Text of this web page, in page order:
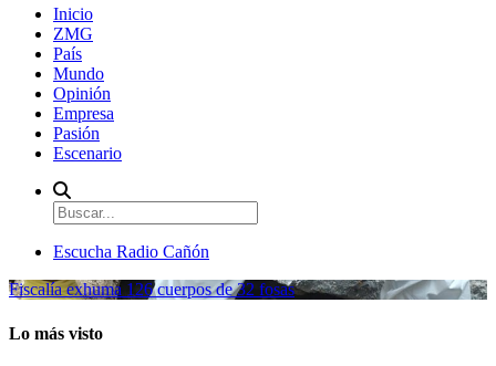
Inicio
ZMG
País
Mundo
Opinión
Empresa
Pasión
Escenario
Escucha Radio Cañón
Fiscalía exhuma 126 cuerpos de 32 fosas
Lo más visto